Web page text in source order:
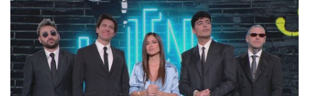
di settore - su quanto la guerra sia diventata una realtà pervasiva.
Anche se l'Italia non è direttamente coinvolta in conflitti armati, il
contesto globale rende impossibile considerarla un fenomeno
lontano.